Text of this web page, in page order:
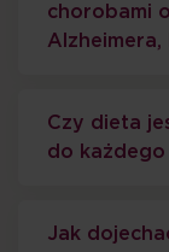
chorobami
Alzheimera,
Czy dieta
do każdego
Jak